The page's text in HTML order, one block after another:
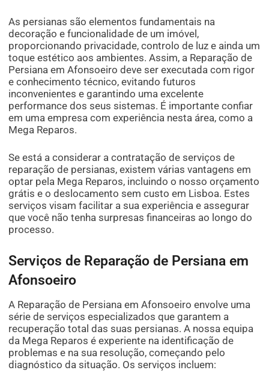
As persianas são elementos fundamentais na
decoração e funcionalidade de um imóvel,
proporcionando privacidade, controlo de luz e ainda um
toque estético aos ambientes. Assim, a Reparação de
Persiana em Afonsoeiro deve ser executada com rigor
e conhecimento técnico, evitando futuros
inconvenientes e garantindo uma excelente
performance dos seus sistemas. É importante confiar
em uma empresa com experiência nesta área, como a
Mega Reparos.
Se está a considerar a contratação de serviços de
reparação de persianas, existem várias vantagens em
optar pela Mega Reparos, incluindo o nosso orçamento
grátis e o deslocamento sem custo em Lisboa. Estes
serviços visam facilitar a sua experiência e assegurar
que você não tenha surpresas financeiras ao longo do
processo.
Serviços de Reparação de Persiana em
Afonsoeiro
A Reparação de Persiana em Afonsoeiro envolve uma
série de serviços especializados que garantem a
recuperação total das suas persianas. A nossa equipa
da Mega Reparos é experiente na identificação de
problemas e na sua resolução, começando pelo
diagnóstico da situação. Os serviços incluem: